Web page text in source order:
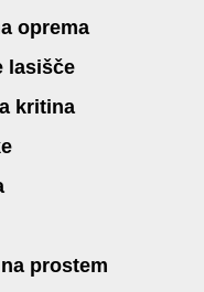
oprema
lasišče
kritina
prostem